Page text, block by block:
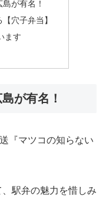
が有名！
穴子弁当】
ます
が有名！
『マツコの知らない
駅弁の魅力を惜しみ